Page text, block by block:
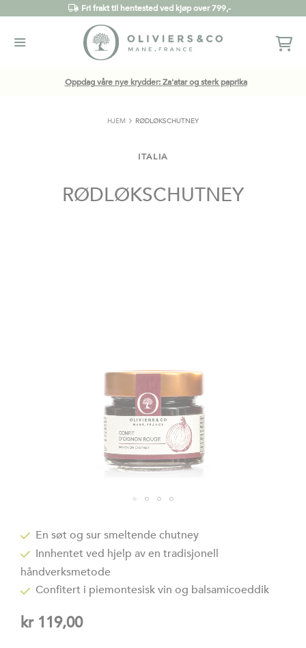
Fri frakt til hentested ved kjøp over 799,-
Oppdag våre nye krydder: Za'atar og sterk paprika
begynnelsen
av
bildegalleri
HJEM RØDLØKSCHUTNEY
ITALIA
RØDLØKSCHUTNEY
En søt og sur smeltende chutney
Innhentet ved hjelp av en tradisjonell
håndverksmetode
Confitert i piemontesisk vin og balsamicoeddik
kr 119,00